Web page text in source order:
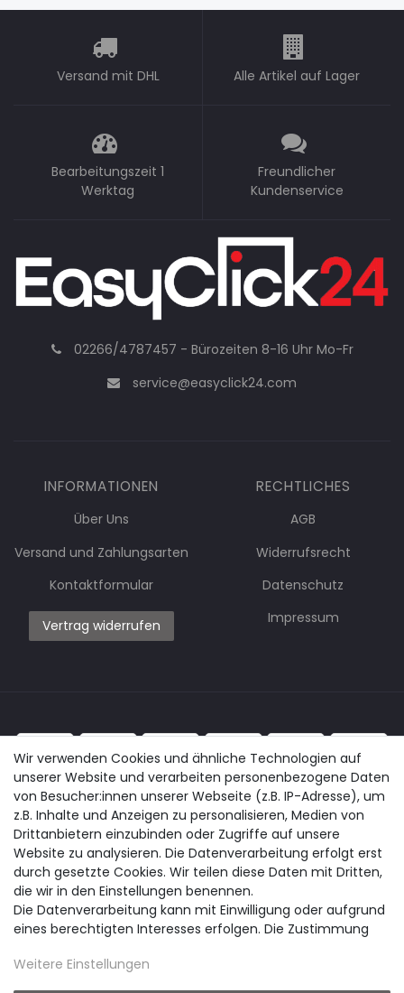
Versand mit DHL Alle Artikel auf Lager
Bearbeitungszeit 1
Werktag
Freundlicher
Kundenservice
02266/4787457 - Bürozeiten 8-16 Uhr Mo-Fr
service@easyclick24.com
INFORMATIONEN
Über Uns
Versand und Zahlungsarten
Kontaktformular
Vertrag widerrufen
RECHTLICHES
AGB
Widerrufsrecht
Datenschutz
Impressum
Wir verwenden Cookies und ähnliche Technologien auf
unserer Website und verarbeiten personenbezogene Daten
von Besucher:innen unserer Webseite (z.B. IP-Adresse), um
z.B. Inhalte und Anzeigen zu personalisieren, Medien von
Drittanbietern einzubinden oder Zugriffe auf unsere
Website zu analysieren. Die Datenverarbeitung erfolgt erst
durch gesetzte Cookies. Wir teilen diese Daten mit Dritten,
die wir in den Einstellungen benennen.
Die Datenverarbeitung kann mit Einwilligung oder aufgrund
eines berechtigten Interesses erfolgen. Die Zustimmung
nicht einzuwilligen und die Einwilligung zu einem späteren
Weitere Einstellungen